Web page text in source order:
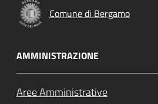
Comune di Bergamo
AMMINISTRAZIONE
Aree Amministrative